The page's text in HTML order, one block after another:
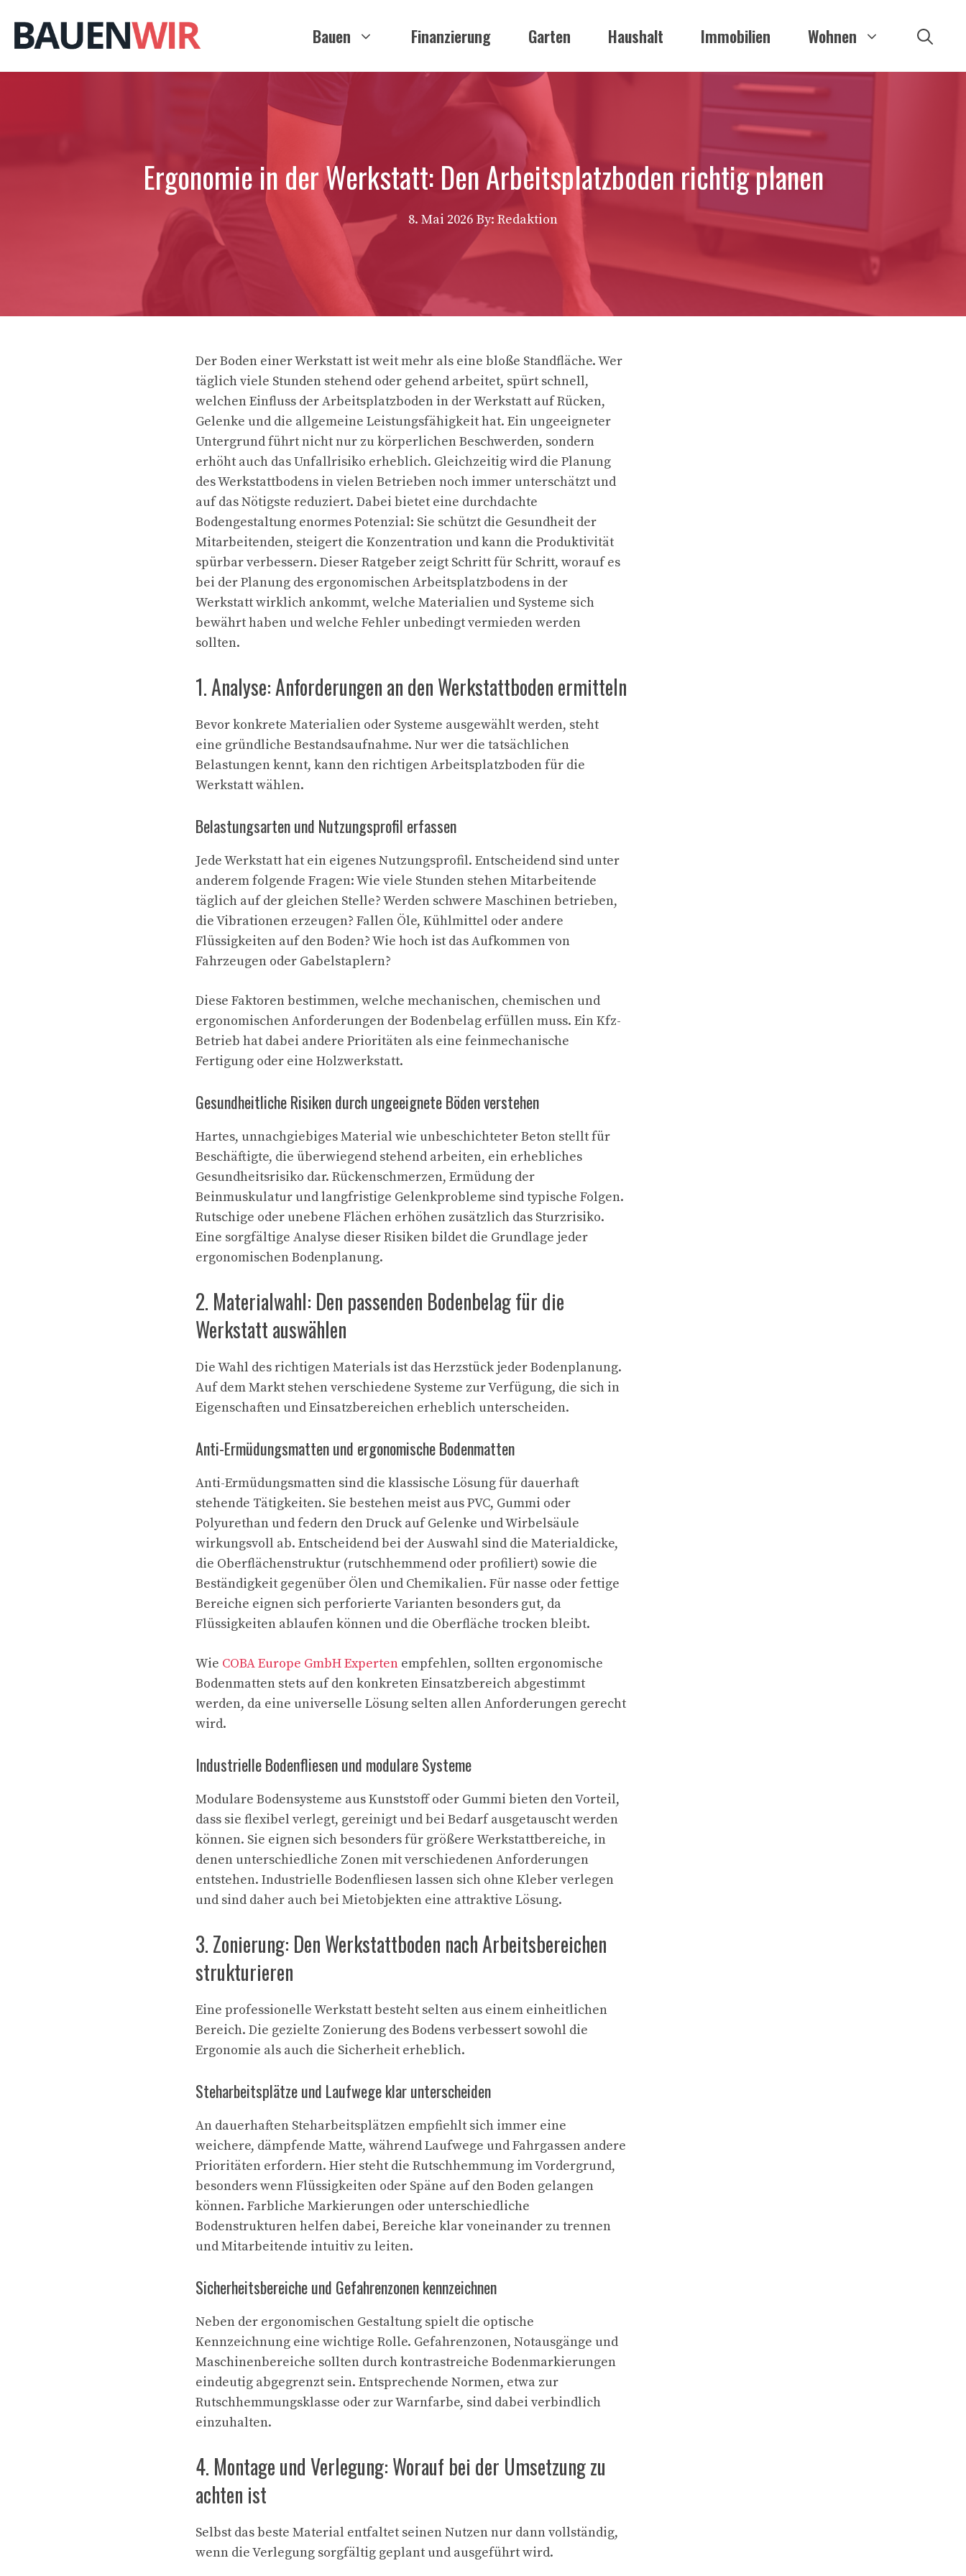
Inhalt
springen
Bauen Finanzierung Garten Haushalt Immobilien Wohnen
Ergonomie in der Werkstatt: Den Arbeitsplatzboden richtig planen
8. Mai 2026 By: Redaktion
Der Boden einer Werkstatt ist weit mehr als eine bloße Standfläche. Wer
täglich viele Stunden stehend oder gehend arbeitet, spürt schnell,
welchen Einfluss der Arbeitsplatzboden in der Werkstatt auf Rücken,
Gelenke und die allgemeine Leistungsfähigkeit hat. Ein ungeeigneter
Untergrund führt nicht nur zu körperlichen Beschwerden, sondern
erhöht auch das Unfallrisiko erheblich. Gleichzeitig wird die Planung
des Werkstattbodens in vielen Betrieben noch immer unterschätzt und
auf das Nötigste reduziert. Dabei bietet eine durchdachte
Bodengestaltung enormes Potenzial: Sie schützt die Gesundheit der
Mitarbeitenden, steigert die Konzentration und kann die Produktivität
spürbar verbessern. Dieser Ratgeber zeigt Schritt für Schritt, worauf es
bei der Planung des ergonomischen Arbeitsplatzbodens in der
Werkstatt wirklich ankommt, welche Materialien und Systeme sich
bewährt haben und welche Fehler unbedingt vermieden werden
sollten.
1. Analyse: Anforderungen an den Werkstattboden ermitteln
Bevor konkrete Materialien oder Systeme ausgewählt werden, steht
eine gründliche Bestandsaufnahme. Nur wer die tatsächlichen
Belastungen kennt, kann den richtigen Arbeitsplatzboden für die
Werkstatt wählen.
Belastungsarten und Nutzungsprofil erfassen
Jede Werkstatt hat ein eigenes Nutzungsprofil. Entscheidend sind unter
anderem folgende Fragen: Wie viele Stunden stehen Mitarbeitende
täglich auf der gleichen Stelle? Werden schwere Maschinen betrieben,
die Vibrationen erzeugen? Fallen Öle, Kühlmittel oder andere
Flüssigkeiten auf den Boden? Wie hoch ist das Aufkommen von
Fahrzeugen oder Gabelstaplern?
Diese Faktoren bestimmen, welche mechanischen, chemischen und
ergonomischen Anforderungen der Bodenbelag erfüllen muss. Ein Kfz-
Betrieb hat dabei andere Prioritäten als eine feinmechanische
Fertigung oder eine Holzwerkstatt.
Gesundheitliche Risiken durch ungeeignete Böden verstehen
Hartes, unnachgiebiges Material wie unbeschichteter Beton stellt für
Beschäftigte, die überwiegend stehend arbeiten, ein erhebliches
Gesundheitsrisiko dar. Rückenschmerzen, Ermüdung der
Beinmuskulatur und langfristige Gelenkprobleme sind typische Folgen.
Rutschige oder unebene Flächen erhöhen zusätzlich das Sturzrisiko.
Eine sorgfältige Analyse dieser Risiken bildet die Grundlage jeder
ergonomischen Bodenplanung.
2. Materialwahl: Den passenden Bodenbelag für die
Werkstatt auswählen
Die Wahl des richtigen Materials ist das Herzstück jeder Bodenplanung.
Auf dem Markt stehen verschiedene Systeme zur Verfügung, die sich in
Eigenschaften und Einsatzbereichen erheblich unterscheiden.
Anti-Ermüdungsmatten und ergonomische Bodenmatten
Anti-Ermüdungsmatten sind die klassische Lösung für dauerhaft
stehende Tätigkeiten. Sie bestehen meist aus PVC, Gummi oder
Polyurethan und federn den Druck auf Gelenke und Wirbelsäule
wirkungsvoll ab. Entscheidend bei der Auswahl sind die Materialdicke,
die Oberflächenstruktur (rutschhemmend oder profiliert) sowie die
Beständigkeit gegenüber Ölen und Chemikalien. Für nasse oder fettige
Bereiche eignen sich perforierte Varianten besonders gut, da
Flüssigkeiten ablaufen können und die Oberfläche trocken bleibt.
Wie COBA Europe GmbH Experten empfehlen, sollten ergonomische
Bodenmatten stets auf den konkreten Einsatzbereich abgestimmt
werden, da eine universelle Lösung selten allen Anforderungen gerecht
wird.
Industrielle Bodenfliesen und modulare Systeme
Modulare Bodensysteme aus Kunststoff oder Gummi bieten den Vorteil,
dass sie flexibel verlegt, gereinigt und bei Bedarf ausgetauscht werden
können. Sie eignen sich besonders für größere Werkstattbereiche, in
denen unterschiedliche Zonen mit verschiedenen Anforderungen
entstehen. Industrielle Bodenfliesen lassen sich ohne Kleber verlegen
und sind daher auch bei Mietobjekten eine attraktive Lösung.
3. Zonierung: Den Werkstattboden nach Arbeitsbereichen
strukturieren
Eine professionelle Werkstatt besteht selten aus einem einheitlichen
Bereich. Die gezielte Zonierung des Bodens verbessert sowohl die
Ergonomie als auch die Sicherheit erheblich.
Steharbeitsplätze und Laufwege klar unterscheiden
An dauerhaften Steharbeitsplätzen empfiehlt sich immer eine
weichere, dämpfende Matte, während Laufwege und Fahrgassen andere
Prioritäten erfordern. Hier steht die Rutschhemmung im Vordergrund,
besonders wenn Flüssigkeiten oder Späne auf den Boden gelangen
können. Farbliche Markierungen oder unterschiedliche
Bodenstrukturen helfen dabei, Bereiche klar voneinander zu trennen
und Mitarbeitende intuitiv zu leiten.
Sicherheitsbereiche und Gefahrenzonen kennzeichnen
Neben der ergonomischen Gestaltung spielt die optische
Kennzeichnung eine wichtige Rolle. Gefahrenzonen, Notausgänge und
Maschinenbereiche sollten durch kontrastreiche Bodenmarkierungen
eindeutig abgegrenzt sein. Entsprechende Normen, etwa zur
Rutschhemmungsklasse oder zur Warnfarbe, sind dabei verbindlich
einzuhalten.
4. Montage und Verlegung: Worauf bei der Umsetzung zu
achten ist
Selbst das beste Material entfaltet seinen Nutzen nur dann vollständig,
wenn die Verlegung sorgfältig geplant und ausgeführt wird.